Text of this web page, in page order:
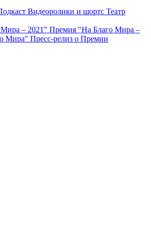
Видеоролики и шортс Театр
– 2021" Премия "На Благо Мира –
Мира" Пресс-релиз о Премии